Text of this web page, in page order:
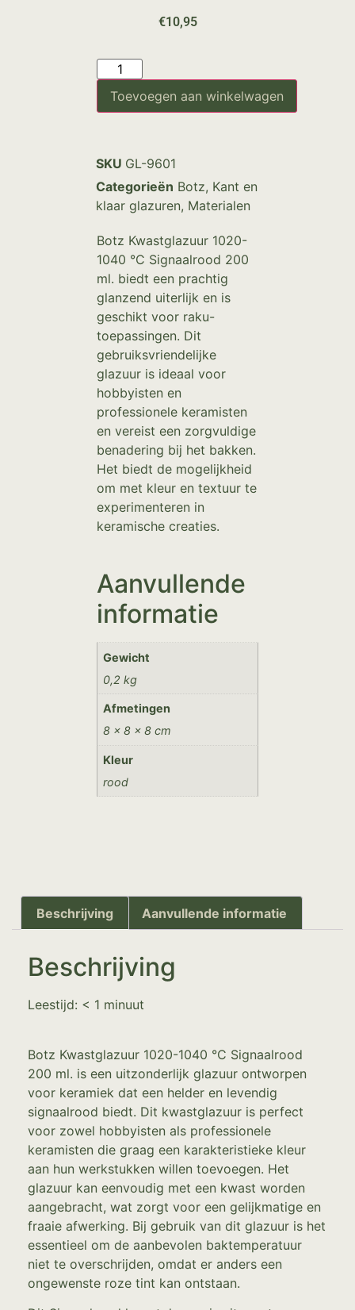
€10,95
Toevoegen aan winkelwagen
SKU GL-9601
Categorieën Botz, Kant en
klaar glazuren, Materialen
Botz Kwastglazuur 1020-
1040 °C Signaalrood 200
ml. biedt een prachtig
glanzend uiterlijk en is
geschikt voor raku-
toepassingen. Dit
gebruiksvriendelijke
glazuur is ideaal voor
hobbyisten en
professionele keramisten
en vereist een zorgvuldige
benadering bij het bakken.
Het biedt de mogelijkheid
om met kleur en textuur te
experimenteren in
keramische creaties.
Aanvullende
informatie
Gewicht
0,2 kg
Afmetingen
8 × 8 × 8 cm
Kleur
rood
Beschrijving Aanvullende informatie
Beschrijving
Leestijd: < 1 minuut
Botz Kwastglazuur 1020-1040 °C Signaalrood
200 ml. is een uitzonderlijk glazuur ontworpen
voor keramiek dat een helder en levendig
signaalrood biedt. Dit kwastglazuur is perfect
voor zowel hobbyisten als professionele
keramisten die graag een karakteristieke kleur
aan hun werkstukken willen toevoegen. Het
glazuur kan eenvoudig met een kwast worden
aangebracht, wat zorgt voor een gelijkmatige en
fraaie afwerking. Bij gebruik van dit glazuur is het
essentieel om de aanbevolen baktemperatuur
niet te overschrijden, omdat er anders een
ongewenste roze tint kan ontstaan.